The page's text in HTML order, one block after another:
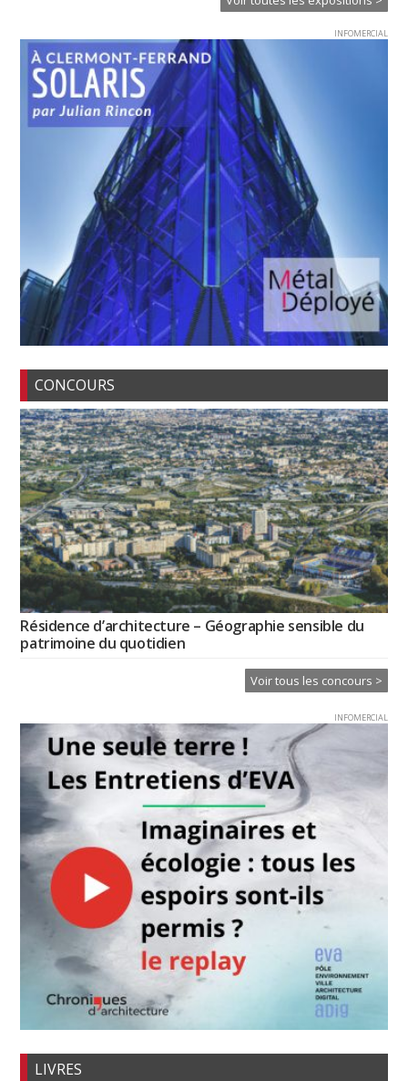
INFOMERCIAL
CONCOURS
Résidence d’architecture – Géographie sensible du
patrimoine du quotidien
Voir tous les concours >
INFOMERCIAL
LIVRES